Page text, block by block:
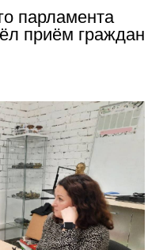
парламента
приём граждан